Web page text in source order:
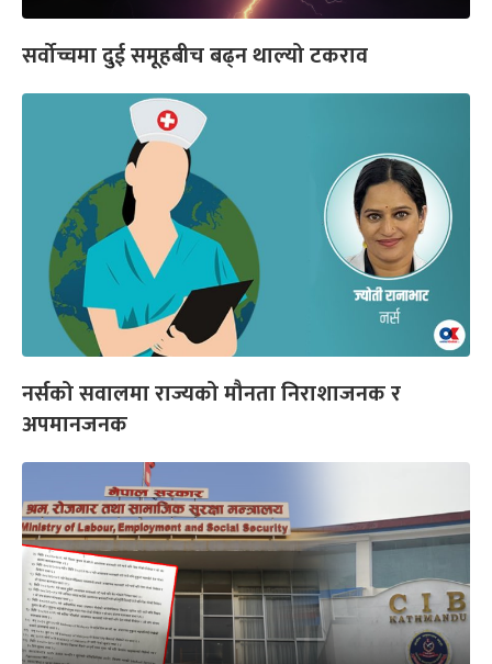
सर्वोच्चमा दुई समूहबीच बढ्न थाल्यो टकराव
नर्सको सवालमा राज्यको मौनता निराशाजनक र
अपमानजनक